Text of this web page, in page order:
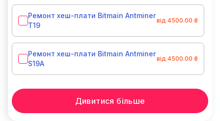
Ремонт хеш-плати Bitmain Antminer
T19
від 4500.00 ₴
Ремонт хеш-плати Bitmain Antminer
S19A
від 4500.00 ₴
Дивитися більше